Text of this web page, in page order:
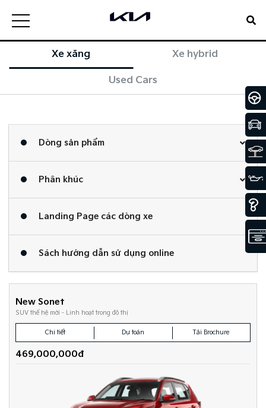
Xe xăng Xe hybrid
Used Cars
Dòng sản phẩm
Phân khúc
Landing Page các dòng xe
Sách hướng dẫn sử dụng online​
New Sonet
SUV thế hệ mới - Linh hoạt trong đô thị
Chi tiết Dự toán Tải Brochure
469,000,000đ